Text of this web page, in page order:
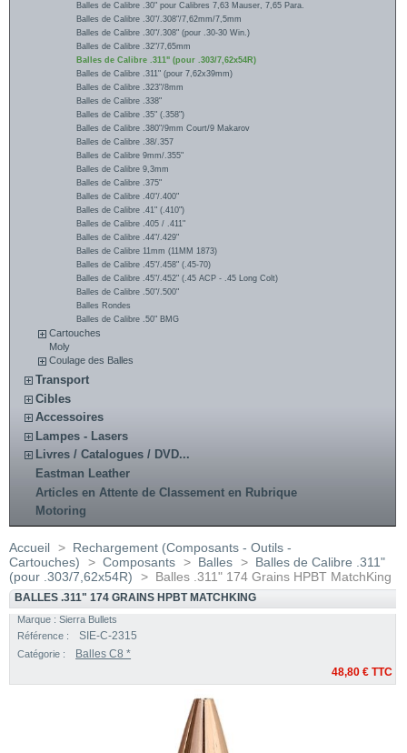
Balles de Calibre .30" pour Calibres 7,63 Mauser, 7,65 Para.
Balles de Calibre .30"/.308"/7,62mm/7,5mm
Balles de Calibre .30"/.308" (pour .30-30 Win.)
Balles de Calibre .32"/7,65mm
Balles de Calibre .311" (pour .303/7,62x54R)
Balles de Calibre .311" (pour 7,62x39mm)
Balles de Calibre .323"/8mm
Balles de Calibre .338"
Balles de Calibre .35" (.358")
Balles de Calibre .380"/9mm Court/9 Makarov
Balles de Calibre .38/.357
Balles de Calibre 9mm/.355"
Balles de Calibre 9,3mm
Balles de Calibre .375"
Balles de Calibre .40"/.400"
Balles de Calibre .41" (.410")
Balles de Calibre .405 / .411"
Balles de Calibre .44"/.429"
Balles de Calibre 11mm (11MM 1873)
Balles de Calibre .45"/.458" (.45-70)
Balles de Calibre .45"/.452" (.45 ACP - .45 Long Colt)
Balles de Calibre .50"/.500"
Balles Rondes
Balles de Calibre .50" BMG
Cartouches
Moly
Coulage des Balles
Transport
Cibles
Accessoires
Lampes - Lasers
Livres / Catalogues / DVD...
Eastman Leather
Articles en Attente de Classement en Rubrique
Motoring
Accueil > Rechargement (Composants - Outils -
Cartouches)
> Composants > Balles > Balles de Calibre .311"
(pour .303/7,62x54R)
> Balles .311" 174 Grains HPBT MatchKing
BALLES .311" 174 GRAINS HPBT MATCHKING
Marque : Sierra Bullets
Référence :
SIE-C-2315
Catégorie :
Balles C8 *
48,80 € TTC